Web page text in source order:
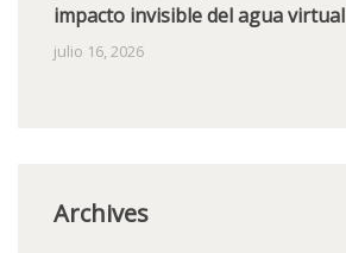
impacto invisible del agua virtual
julio 16, 2026
Archives